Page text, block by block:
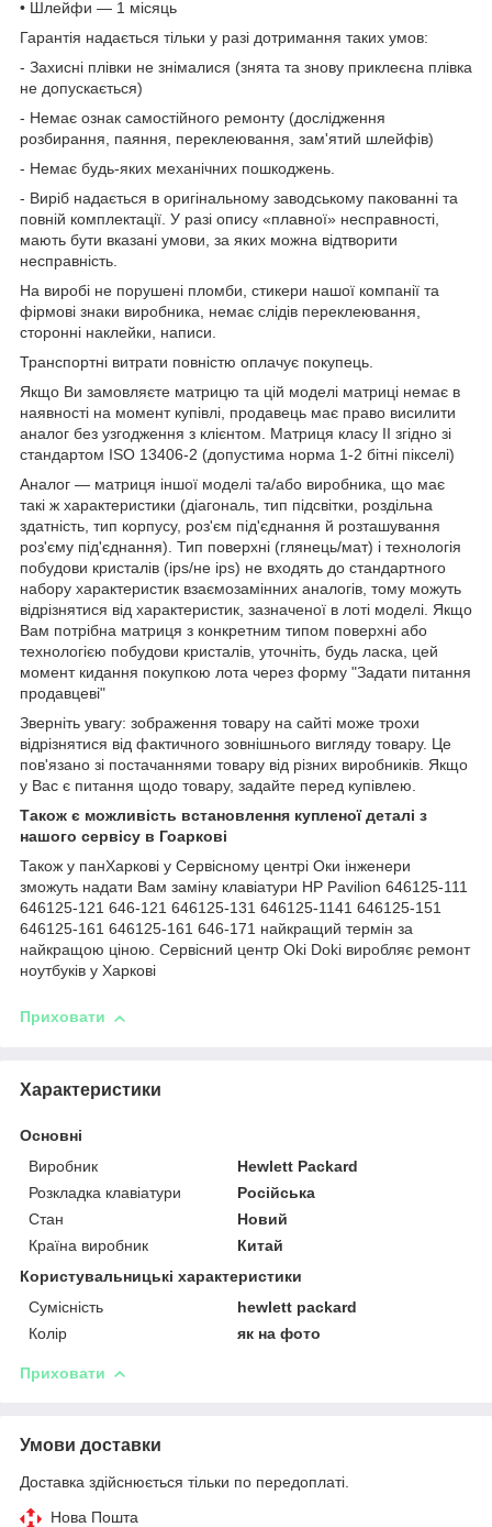
• Шлейфи — 1 місяць
Гарантія надається тільки у разі дотримання таких умов:
- Захисні плівки не знімалися (знята та знову приклеєна плівка
не допускається)
- Немає ознак самостійного ремонту (дослідження
розбирання, паяння, переклеювання, зам'ятий шлейфів)
- Немає будь-яких механічних пошкоджень.
- Виріб надається в оригінальному заводському пакованні та
повній комплектації. У разі опису «плавної» несправності,
мають бути вказані умови, за яких можна відтворити
несправність.
На виробі не порушені пломби, стикери нашої компанії та
фірмові знаки виробника, немає слідів переклеювання,
сторонні наклейки, написи.
Транспортні витрати повністю оплачує покупець.
Якщо Ви замовляєте матрицю та цій моделі матриці немає в
наявності на момент купівлі, продавець має право висилити
аналог без узгодження з клієнтом. Матриця класу II згідно зі
стандартом ISO 13406-2 (допустима норма 1-2 бітні пікселі)
Аналог — матриця іншої моделі та/або виробника, що має
такі ж характеристики (діагональ, тип підсвітки, роздільна
здатність, тип корпусу, роз'єм під'єднання й розташування
роз'єму під'єднання). Тип поверхні (глянець/мат) і технологія
побудови кристалів (ips/не ips) не входять до стандартного
набору характеристик взаємозамінних аналогів, тому можуть
відрізнятися від характеристик, зазначеної в лоті моделі. Якщо
Вам потрібна матриця з конкретним типом поверхні або
технологією побудови кристалів, уточніть, будь ласка, цей
момент кидання покупкою лота через форму "Задати питання
продавцеві"
Зверніть увагу: зображення товару на сайті може трохи
відрізнятися від фактичного зовнішнього вигляду товару. Це
пов'язано зі постачаннями товару від різних виробників. Якщо
у Вас є питання щодо товару, задайте перед купівлею.
Також є можливість встановлення купленої деталі з
нашого сервісу в Гоаркові
Також у панХаркові у Сервісному центрі Оки інженери
зможуть надати Вам заміну клавіатури HP Pavilion 646125-111
646125-121 646-121 646125-131 646125-1141 646125-151
646125-161 646125-161 646-171 найкращий термін за
найкращою ціною. Сервісний центр Oki Doki виробляє ремонт
ноутбуків у Харкові
Приховати
Характеристики
Основні
Виробник
Hewlett Packard
Розкладка клавіатури
Російська
Стан
Новий
Країна виробник
Китай
Користувальницькі характеристики
Сумісність
hewlett packard
Колір
як на фото
Приховати
Умови доставки
Доставка здійснюється тільки по передоплаті.
Нова Пошта